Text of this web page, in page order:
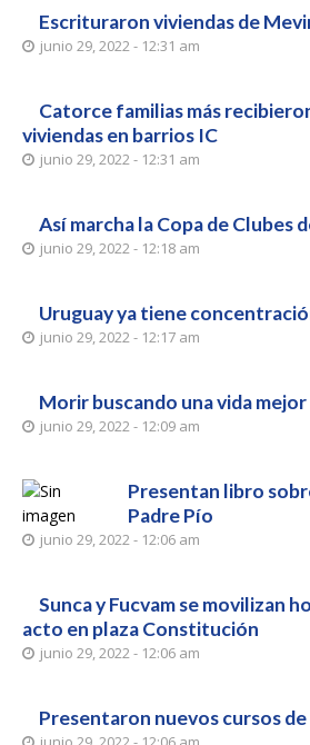
Escrituraron viviendas de
junio 29, 2022 - 12:31 am
Catorce familias más
viviendas en barrios IC
junio 29, 2022 - 12:31 am
Así marcha la Copa de Clubes
junio 29, 2022 - 12:18 am
Uruguay ya tiene
junio 29, 2022 - 12:17 am
Morir buscando una vida mejor
junio 29, 2022 - 12:09 am
Presentan libro
Padre Pío
junio 29, 2022 - 12:06 am
Sunca y Fucvam se movilizan
acto en plaza Constitución
junio 29, 2022 - 12:06 am
Presentaron nuevos cursos